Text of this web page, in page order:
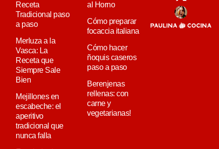
Receta
Tradicional paso
a paso
Merluza a la
Vasca: La
Receta que
Siempre Sale
Bien
Mejillones en
escabeche: el
aperitivo
tradicional que
nunca falla
al Horno
Cómo preparar
focaccia italiana
Cómo hacer
ñoquis caseros
paso a paso
Berenjenas
rellenas: con
carne y
vegetarianas!